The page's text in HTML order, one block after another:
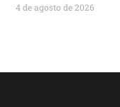
4 de agosto de 2026